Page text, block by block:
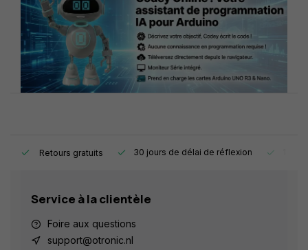
Retours gratuits 30 jours de délai de réflexion
Service à la clientèle
Foire aux questions
support@otronic.nl